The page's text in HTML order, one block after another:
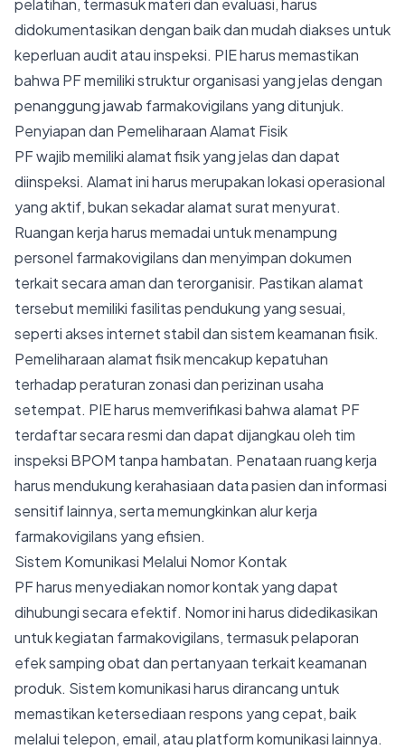
pelatihan, termasuk materi dan evaluasi, harus
didokumentasikan dengan baik dan mudah diakses untuk
keperluan audit atau inspeksi. PIE harus memastikan
bahwa PF memiliki struktur organisasi yang jelas dengan
penanggung jawab farmakovigilans yang ditunjuk.
Penyiapan dan Pemeliharaan Alamat Fisik
PF wajib memiliki alamat fisik yang jelas dan dapat
diinspeksi. Alamat ini harus merupakan lokasi operasional
yang aktif, bukan sekadar alamat surat menyurat.
Ruangan kerja harus memadai untuk menampung
personel farmakovigilans dan menyimpan dokumen
terkait secara aman dan terorganisir. Pastikan alamat
tersebut memiliki fasilitas pendukung yang sesuai,
seperti akses internet stabil dan sistem keamanan fisik.
Pemeliharaan alamat fisik mencakup kepatuhan
terhadap peraturan zonasi dan perizinan usaha
setempat. PIE harus memverifikasi bahwa alamat PF
terdaftar secara resmi dan dapat dijangkau oleh tim
inspeksi BPOM tanpa hambatan. Penataan ruang kerja
harus mendukung kerahasiaan data pasien dan informasi
sensitif lainnya, serta memungkinkan alur kerja
farmakovigilans yang efisien.
Sistem Komunikasi Melalui Nomor Kontak
PF harus menyediakan nomor kontak yang dapat
dihubungi secara efektif. Nomor ini harus didedikasikan
untuk kegiatan farmakovigilans, termasuk pelaporan
efek samping obat dan pertanyaan terkait keamanan
produk. Sistem komunikasi harus dirancang untuk
memastikan ketersediaan respons yang cepat, baik
melalui telepon, email, atau platform komunikasi lainnya.